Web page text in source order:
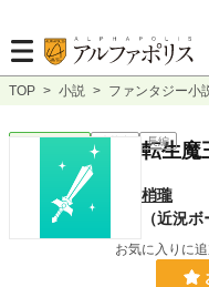
TOP > 小説 > ファンタジー小
ファンタジー 連載中 長編
転生魔
梢瓏
（近況ボ
お気に入りに